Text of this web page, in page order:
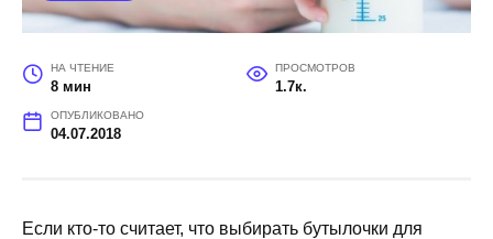
НА ЧТЕНИЕ
8 мин
ПРОСМОТРОВ
1.7к.
ОПУБЛИКОВАНО
04.07.2018
Если кто-то считает, что выбирать бутылочки для